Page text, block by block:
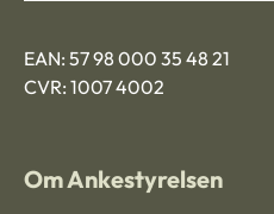
EAN: 57 98 000 35 48 21
CVR: 1007 4002
Om Ankestyrelsen